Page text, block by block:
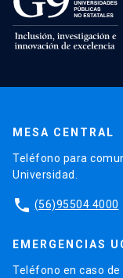
MESA CENTRAL
Teléfono para
Universidad.
phone (56)95504 4000
EMERGENCIAS
Teléfono en caso